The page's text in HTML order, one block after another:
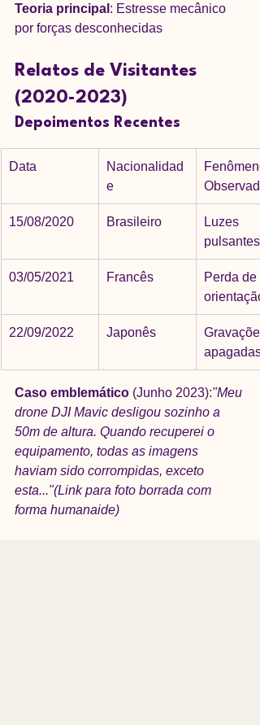
Teoria principal : Estresse mecânico
por forças desconhecidas
Relatos de Visitantes
(2020-2023)
Depoimentos Recentes
Data
Nacionalidad
e
Observado
15/08/2020 Brasileiro
Luzes
pulsantes
03/05/2021 Francês
Perda de
orientação
22/09/2022 Japonês
apagadas
Caso emblemático (Junho 2023):"Meu
drone DJI Mavic desligou sozinho a
50m de altura. Quando recuperei o
equipamento, todas as imagens
haviam sido corrompidas, exceto
esta..."(Link para foto borrada com
forma humanaide)